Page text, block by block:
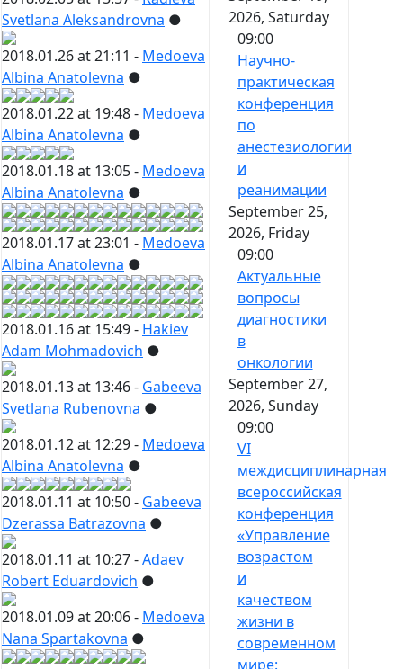
Svetlana Aleksandrovna ●
2018.01.26 at 21:11 - Medoeva
Albina Anatolevna ●
2018.01.22 at 19:48 - Medoeva
Albina Anatolevna ●
2018.01.18 at 13:05 - Medoeva
Albina Anatolevna ●
2018.01.17 at 23:01 - Medoeva
Albina Anatolevna ●
2018.01.16 at 15:49 - Hakiev
Adam Mohmadovich ●
2018.01.13 at 13:46 - Gabeeva
Svetlana Rubenovna ●
2018.01.12 at 12:29 - Medoeva
Albina Anatolevna ●
2018.01.11 at 10:50 - Gabeeva
Dzerassa Batrazovna ●
2018.01.11 at 10:27 -Adaev
Robert Eduardovich ●
2018.01.09 at 20:06 - Medoeva
Nana Spartakovna ●
2026, Saturday
09:00
Научно-
практическая
конференция
по
анестезиологии
и
реанимации
September 25,
2026, Friday
09:00
Актуальные
вопросы
диагностики
в
онкологии
September 27,
2026, Sunday
09:00
VI
междисциплинарная
всероссийская
конференция
«Управление
возрастом
и
качеством
жизни в
современном
мире: